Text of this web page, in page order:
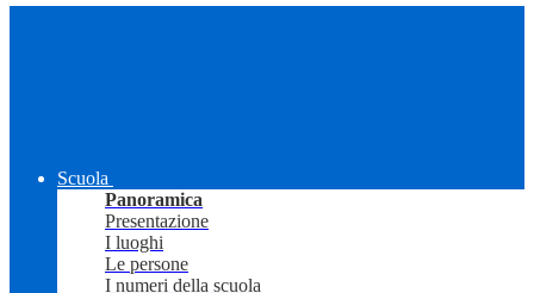
Scuola
Panoramica
Presentazione
I luoghi
Le persone
I numeri della scuola